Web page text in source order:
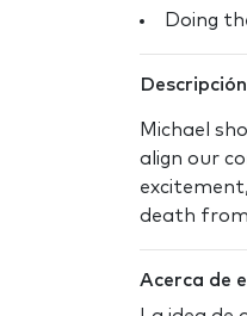
Doing
Michael
align our
death
Acerca de